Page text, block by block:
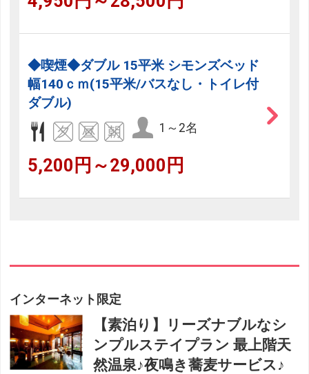
◆喫煙◆ダブル 15平米 シモンズベッド
幅140ｃｍ(15平米/バスなし・トイレ付
ダブル)
1～2名
5,200円～29,000円
インターネット限定
【素泊り】リーズナブルなシ
ンプルステイプラン 最上階天
然温泉♪夜鳴き蕎麦サービス♪